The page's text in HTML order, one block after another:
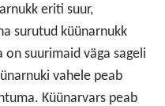
eriti suur,
surutud küünarnukk
suurimaid väga sageli
vahele peab
Küünarvars peab